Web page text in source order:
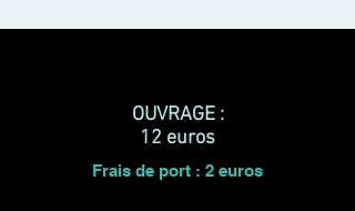
OUVRAGE :
12 euros
Frais de port : 2 euros